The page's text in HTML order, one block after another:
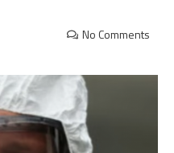
No Comments